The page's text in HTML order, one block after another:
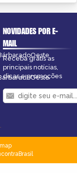
NOVIDADES POR E-
MAIL
Receba grátis as
principais notícias,
dicas e promoções